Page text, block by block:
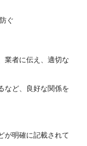
ぐ
業者に伝え、適切な
など、良好な関係を
が明確に記載されて